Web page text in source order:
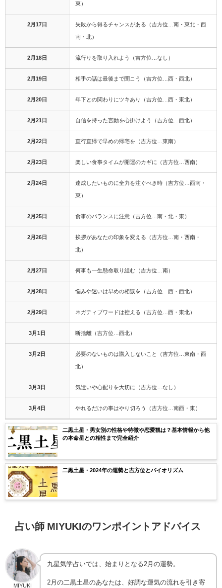
東）
2月17日 失敗から得るチャンスがある（吉方位…南・東北・西
南・北）
2月18日 流行りを取り入れよう（吉方位…なし）
2月19日 相手の話は最後まで聞こう（吉方位…西・西北）
2月20日 年下との関わりにツキあり（吉方位…西・東北）
2月21日 自信を持った言動を心掛けよう（吉方位…西北）
2月22日 直行直帰で早めの帰宅を（吉方位…東南）
2月23日 楽しい食事タイムが開運のカギに（吉方位…西南）
2月24日 達成したいものに全力を注ぐべき時（吉方位…西南・
東）
2月25日 食事のバランスに注意（吉方位…南・北・東）
2月26日 挨拶があなたの印象を変える（吉方位…南・西南・
北）
2月27日 何事も一生懸命取り組む（吉方位…南）
2月28日 悩みや迷いは早めの相談を（吉方位…西・西北）
2月29日 ネガティブワードは控える（吉方位…西・東北）
3月1日 断捨離（吉方位…西北）
3月2日 必要のないものは購入しないこと（吉方位…東南・西
北）
3月3日 気遣いや心配りを大切に（吉方位…なし）
3月4日 やれるだけの事はやり切ろう（吉方位…南西・東）
二黒土星・男女別の性格や特徴や恋愛観は？基本情報から他
の本命星との相性まで完全紹介
二黒土星・2024年の運勢と吉方位とバイオリズム
占い師 MIYUKIのワンポイントアドバイス
MIYUKI
九星気学占いでは、始まりとなる2月の運勢。
2月の二黒土星のあなたは、好調な運気の流れを引き寄